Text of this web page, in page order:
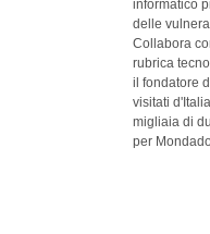
informatico
delle
Collabora
rubrica
il fondatore
visitati
migliaia di
per